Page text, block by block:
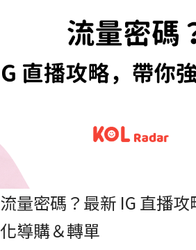
流量密碼？最新 IG 直播
化導購＆轉單